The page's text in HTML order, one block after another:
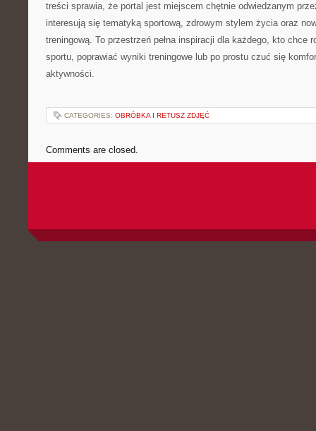
treści sprawia, że portal jest miejscem chętnie odwiedzanym
interesują się tematyką sportową, zdrowym stylem życia oraz
treningową. To przestrzeń pełna inspiracji dla każdego, kto chce
sportu, poprawiać wyniki treningowe lub po prostu czuć się
aktywności.
CATEGORIES: OBRÓBKA I RETUSZ ZDJĘĆ
Comments are closed.